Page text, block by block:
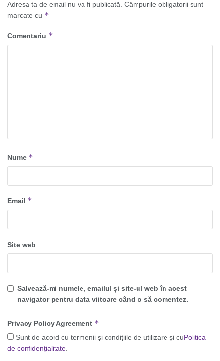
Adresa ta de email nu va fi publicată. Câmpurile obligatorii sunt
marcate cu *
Comentariu *
Nume *
Email *
Site web
Salvează-mi numele, emailul și site-ul web în acest
navigator pentru data viitoare când o să comentez.
Privacy Policy Agreement *
Sunt de acord cu termenii și condițiile de utilizare și cuPolitica
de confidențialitate.